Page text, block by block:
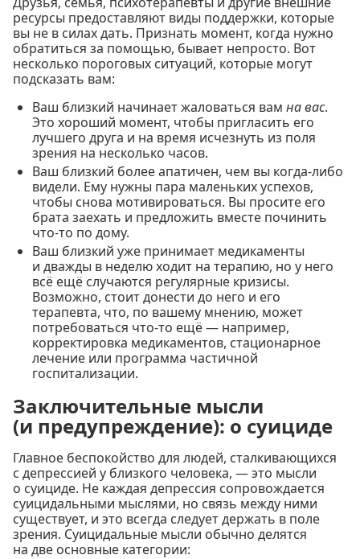
ресурсы предоставляют виды поддержки, которые
вы не в силах дать. Признать момент, когда нужно
обратиться за помощью, бывает непросто. Вот
несколько пороговых ситуаций, которые могут
подсказать вам:
Ваш близкий начинает жаловаться вам на вас.
Это хороший момент, чтобы пригласить его
лучшего друга и на время исчезнуть из поля
зрения на несколько часов.
Ваш близкий более апатичен, чем вы когда-либо
видели. Ему нужны пара маленьких успехов,
чтобы снова мотивироваться. Вы просите его
брата заехать и предложить вместе починить
что-то по дому.
Ваш близкий уже принимает медикаменты
и дважды в неделю ходит на терапию, но у него
всё ещё случаются регулярные кризисы.
Возможно, стоит донести до него и его
терапевта, что, по вашему мнению, может
потребоваться что-то ещё — например,
корректировка медикаментов, стационарное
лечение или программа частичной
госпитализации.
Заключительные мысли
(и предупреждение): о суициде
Главное беспокойство для людей, сталкивающихся
с депрессией у близкого человека, — это мысли
о суициде. Не каждая депрессия сопровождается
суицидальными мыслями, но связь между ними
существует, и это всегда следует держать в поле
зрения. Суицидальные мысли обычно делятся
на две основные категории: